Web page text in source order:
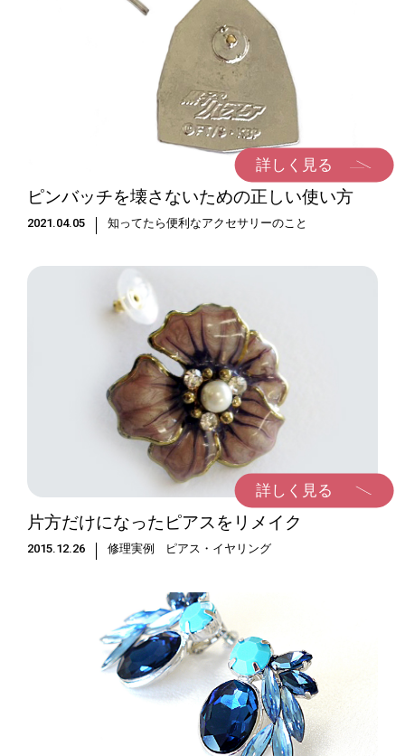
詳しく見る
ピンバッチを壊さないための正しい使い方
2021.04.05 知ってたら便利なアクセサリーのこと
詳しく見る
片方だけになったピアスをリメイク
2015.12.26 修理実例 ピアス・イヤリング